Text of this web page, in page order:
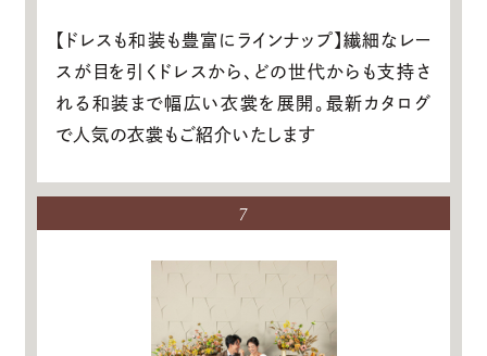
【ドレスも和装も豊富にラインナップ】繊細なレー
スが目を引くドレスから、どの世代からも支持さ
れる和装まで幅広い衣裳を展開。最新カタログ
で人気の衣裳もご紹介いたします
7